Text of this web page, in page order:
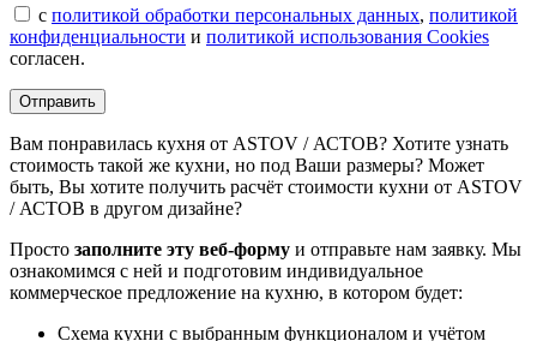
с политикой обработки персональных данных, политикой
конфиденциальности и политикой использования Cookies
согласен.
Вам понравилась кухня от ASTOV / АСТОВ? Хотите узнать
стоимость такой же кухни, но под Ваши размеры? Может
быть, Вы хотите получить расчёт стоимости кухни от ASTOV
/ АСТОВ в другом дизайне?
Просто заполните эту веб-форму и отправьте нам заявку. Мы
ознакомимся с ней и подготовим индивидуальное
коммерческое предложение на кухню, в котором будет:
Схема кухни с выбранным функционалом и учётом